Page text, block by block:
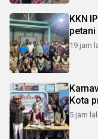
KKN
petani
19 jam
Kota
5 jam